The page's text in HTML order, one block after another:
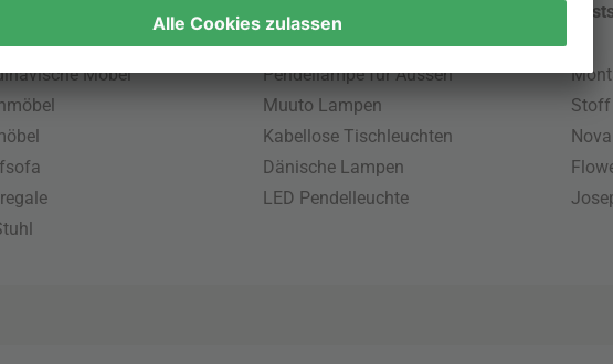
Möbel
Beliebte Leuchten
Pendellampe für Aussen
Muuto Lampen
Kabellose Tischleuchten
Dänische Lampen
LED Pendelleuchte
Stoff